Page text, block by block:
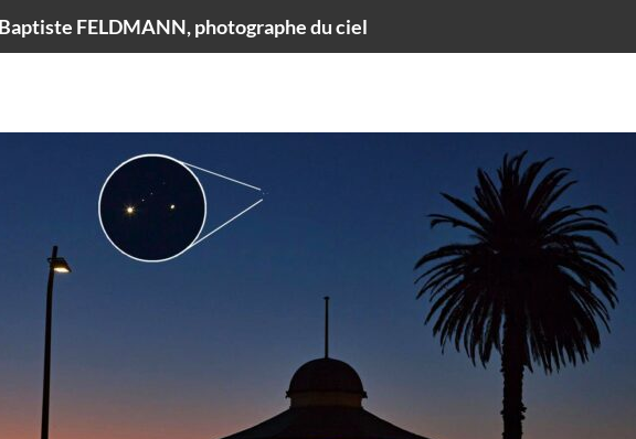
FELDMANN, photographe du ciel